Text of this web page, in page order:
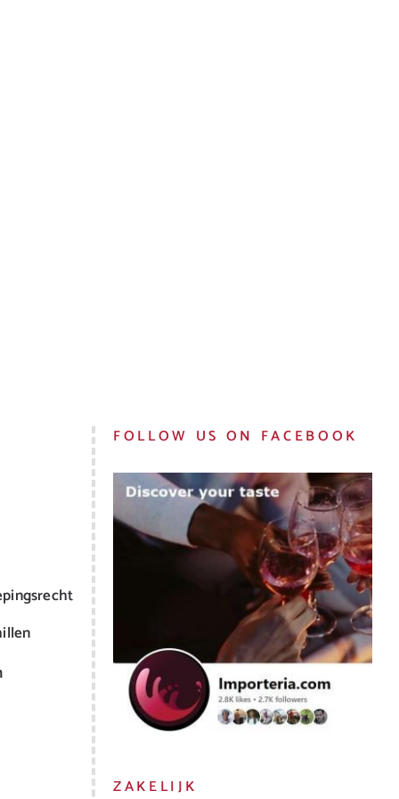
FOLLOW US ON FACEBOOK
ZAKELIJK